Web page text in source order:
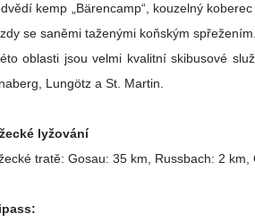
kemp „Bärencamp“, kouzelný
se saněmi taženými koňským spřežením.
oblasti jsou velmi kvalitní skibusové
Lungötz a St. Martin.
lyžování
tratě: Gosau: 35 km, Russbach: 2